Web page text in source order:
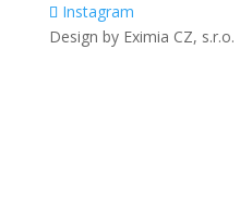
Instagram
Design by Eximia CZ, s.r.o.